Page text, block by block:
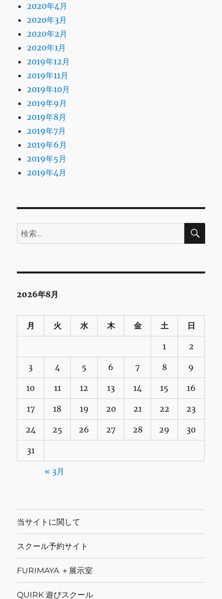
2020年4月
2020年3月
2020年2月
2020年1月
2019年12月
2019年11月
2019年10月
2019年9月
2019年8月
2019年7月
2019年6月
2019年5月
2019年4月
検
索:
検
2026年8月
月 火 水 木 金 土 日
1 2
3 4 5 6 7 8 9
10 11 12 13 14 15 16
17 18 19 20 21 22 23
24 25 26 27 28 29 30
31
« 3月
当サイトに関して
スクール予約サイト
FURIMAYA ＋展示室
QUIRK 遊びスクール